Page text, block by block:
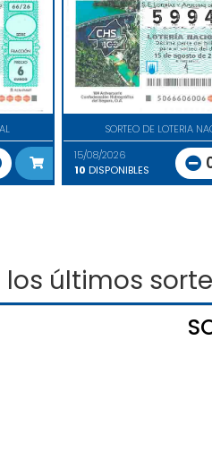
SORTEO DE LOTERIA
15/08/2026
10 DISPONIBLES
últimos